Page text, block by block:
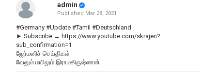
admin
Published Mar 28, 2021
#Germany #Update #Tamil #Deutschland
► Subscribe → https://www.youtube.com/skrajen?
sub_confirmation=1
ஜேர்மனிச் செய்திகள்
வேலும் மயிலும் இராமகிருஷ்ணன்